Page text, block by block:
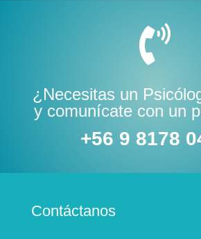

¿Necesitas un
y comunícate con un
+56 9 8178
Contáctanos